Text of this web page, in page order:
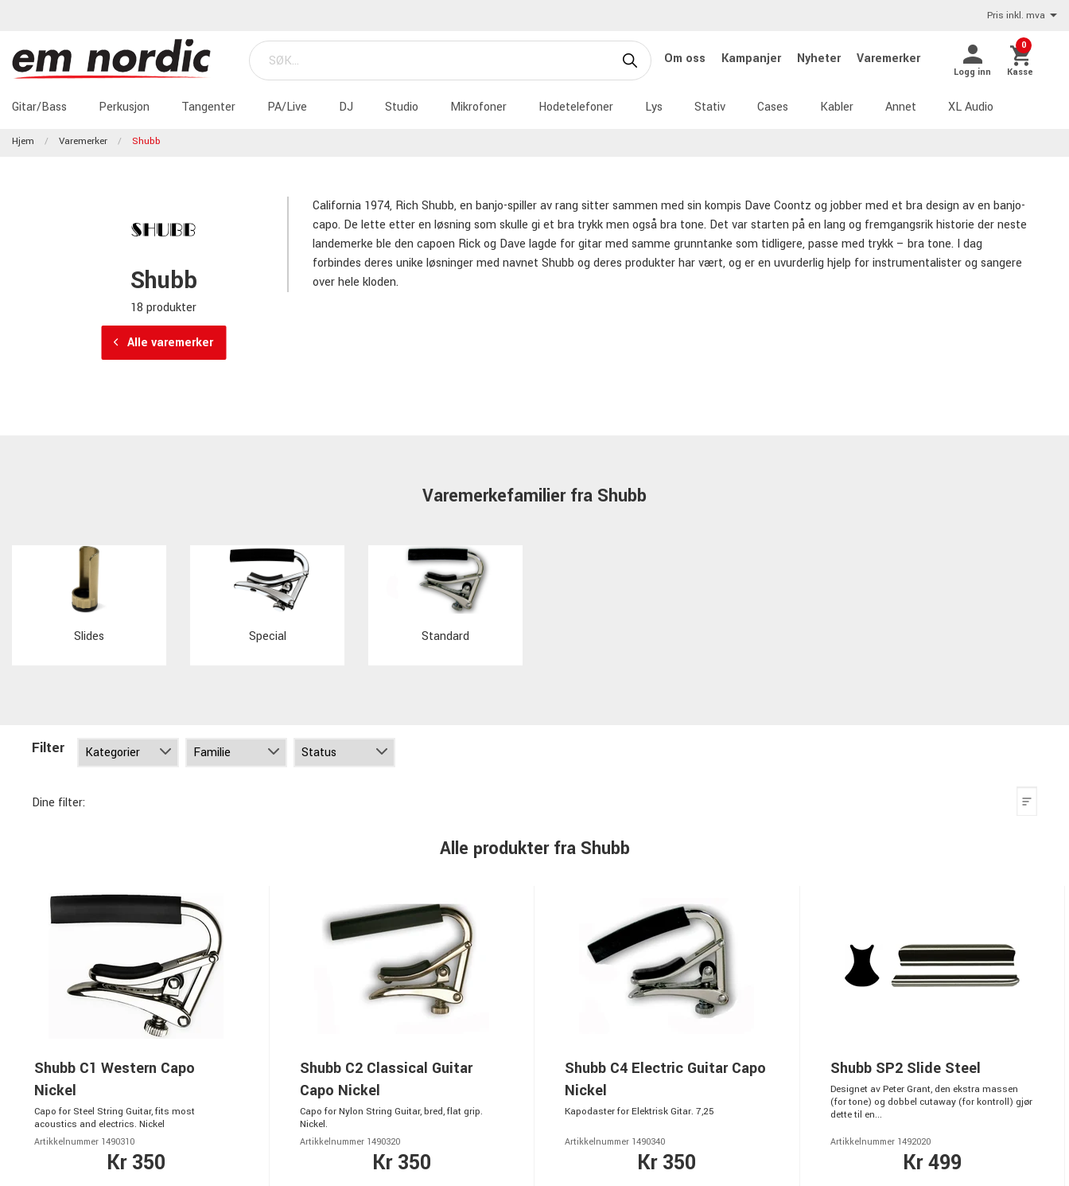
Pris inkl. mva
Om oss Kampanjer Nyheter Varemerker
Logg inn
0
Kasse
Gitar/Bass Perkusjon Tangenter PA/Live DJ Studio Mikrofoner Hodetelefoner Lys Stativ Cases Kabler Annet XL Audio
Hjem Varemerker Shubb
Shubb
18 produkter
Alle varemerker
California 1974, Rich Shubb, en banjo-spiller av rang sitter sammen med sin kompis Dave Coontz og jobber med et bra design av en banjo-
capo. De lette etter en løsning som skulle gi et bra trykk men også bra tone. Det var starten på en lang og fremgangsrik historie der neste
landemerke ble den capoen Rick og Dave lagde for gitar med samme grunntanke som tidligere, passe med trykk – bra tone. I dag
forbindes deres unike løsninger med navnet Shubb og deres produkter har vært, og er en uvurderlig hjelp for instrumentalister og sangere
over hele kloden.
Varemerkefamilier fra Shubb
Slides Special Standard
Filter
Dine filter:
Alle produkter fra Shubb
Shubb C1 Western Capo
Nickel
Capo for Steel String Guitar, fits most
acoustics and electrics. Nickel
Artikkelnummer 1490310
Kr 350
Shubb C2 Classical Guitar
Capo Nickel
Capo for Nylon String Guitar, bred, flat grip.
Nickel.
Artikkelnummer 1490320
Kr 350
Shubb C4 Electric Guitar Capo
Nickel
Kapodaster for Elektrisk Gitar. 7,25
Artikkelnummer 1490340
Kr 350
Shubb SP2 Slide Steel
Designet av Peter Grant, den ekstra massen
(for tone) og dobbel cutaway (for kontroll) gjør
dette til en...
Artikkelnummer 1492020
Kr 499